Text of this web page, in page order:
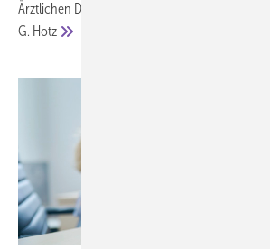
Ärztlichen Dienstes der Bundesagentur für
G. Hotz